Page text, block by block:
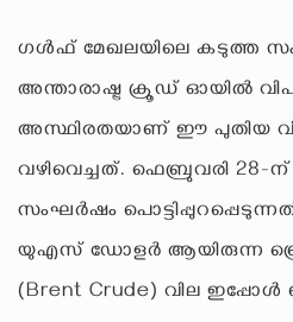
ഗൾഫ് മേഖലയിലെ കടുത്ത
അന്താരാഷ്ട്ര ക്രൂഡ് ഓയിൽ
അസ്ഥിരതയാണ് ഈ പുതിയ
വഴിവെച്ചത്. ഫെബ്രുവരി 28-
സംഘർഷം
യുഎസ് ഡോളർ ആയിരുന്ന
(Brent Crude) വില